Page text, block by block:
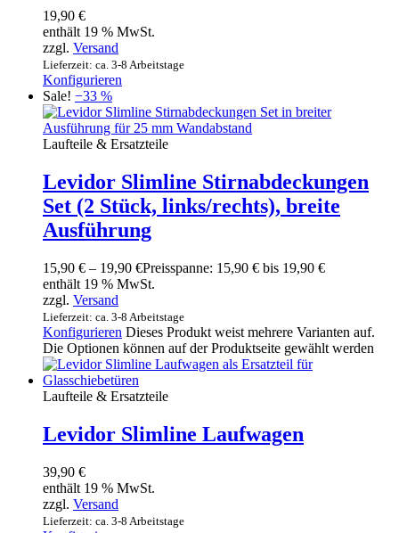
19,90 €
enthält 19 % MwSt.
zzgl. Versand
Lieferzeit: ca. 3-8 Arbeitstage
Konfigurieren
Sale! −33 %
Laufteile & Ersatzteile
Levidor Slimline Stirnabdeckungen
Set (2 Stück, links/rechts), breite
Ausführung
15,90 € – 19,90 €Preisspanne: 15,90 € bis 19,90 €
enthält 19 % MwSt.
zzgl. Versand
Lieferzeit: ca. 3-8 Arbeitstage
Konfigurieren Dieses Produkt weist mehrere Varianten auf.
Die Optionen können auf der Produktseite gewählt werden
Laufteile & Ersatzteile
Levidor Slimline Laufwagen
39,90 €
enthält 19 % MwSt.
zzgl. Versand
Lieferzeit: ca. 3-8 Arbeitstage